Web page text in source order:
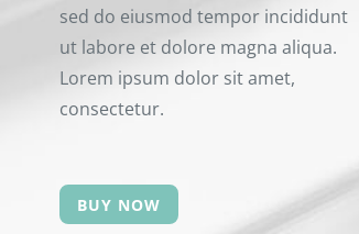
sed do eius­mod tempor inci­did­unt
ut labore et dolore magna aliqua.
Lorem ipsum dolor sit amet,
consectetur.
BUY NOW